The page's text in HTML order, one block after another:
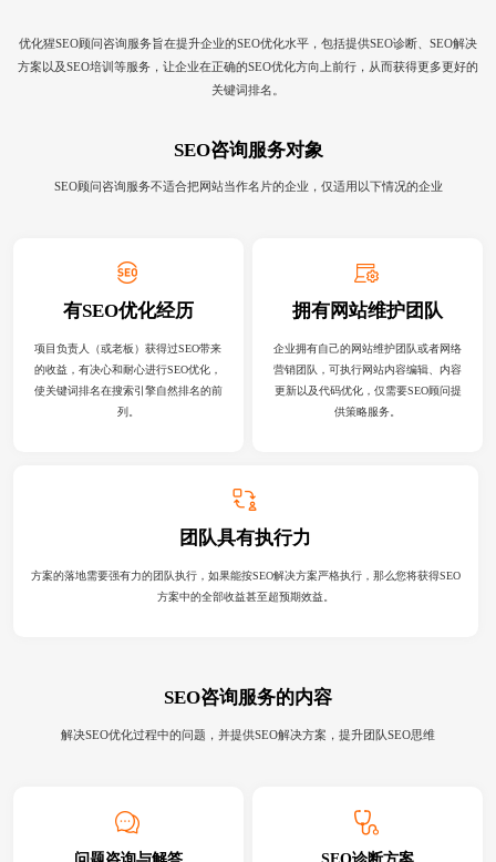
优化猩SEO顾问咨询服务旨在提升企业的SEO优化水平，包括提供SEO诊断、SEO解决
方案以及SEO培训等服务，让企业在正确的SEO优化方向上前行，从而获得更多更好的
关键词排名。
SEO咨询服务对象
SEO顾问咨询服务不适合把网站当作名片的企业，仅适用以下情况的企业
有SEO优化经历
项目负责人（或老板）获得过SEO带来
的收益，有决心和耐心进行SEO优化，
使关键词排名在搜索引擎自然排名的前
列。
拥有网站维护团队
企业拥有自己的网站维护团队或者网络
营销团队，可执行网站内容编辑、内容
更新以及代码优化，仅需要SEO顾问提
供策略服务。
团队具有执行力
方案的落地需要强有力的团队执行，如果能按SEO解决方案严格执行，那么您将获得SEO
方案中的全部收益甚至超预期效益。
SEO咨询服务的内容
解决SEO优化过程中的问题，并提供SEO解决方案，提升团队SEO思维